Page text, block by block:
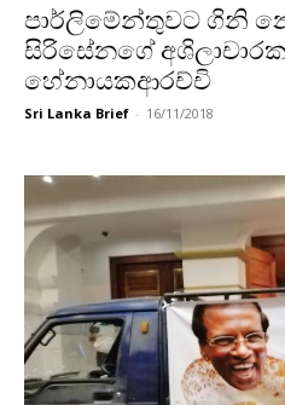
පාර්ලිමේන්තුවට ගිනි
සිරිසේනගේ
හේනායකආරච්චි
Sri Lanka Brief - 16/11/2018